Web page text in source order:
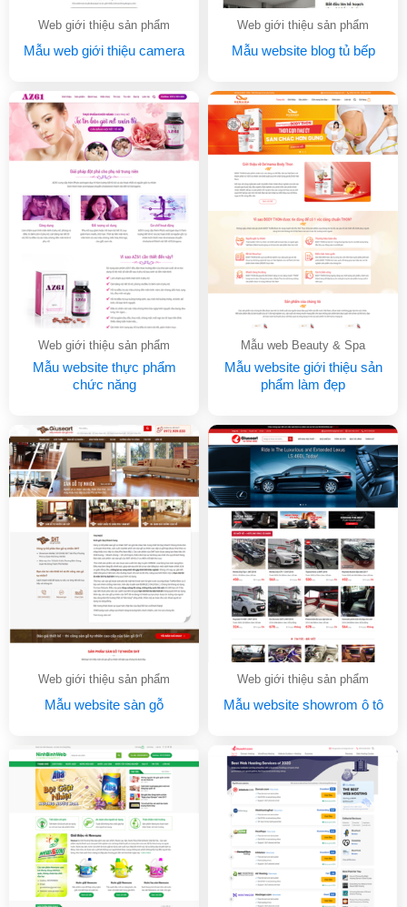
Web giới thiệu sản phẩm
Mẫu web giới thiệu camera
Web giới thiệu sản phẩm
Mẫu website blog tủ bếp
Web giới thiệu sản phẩm
Mẫu website thực phẩm
chức năng
Mẫu web Beauty & Spa
Mẫu website giới thiệu sản
phẩm làm đẹp
Web giới thiệu sản phẩm
Mẫu website sàn gỗ
Web giới thiệu sản phẩm
Mẫu website showrom ô tô